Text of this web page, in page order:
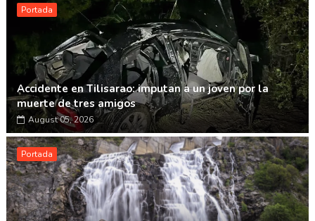
Portada
Accidente en Tilisarao: imputan a un joven por la
muerte de tres amigos
August 05, 2026
Portada